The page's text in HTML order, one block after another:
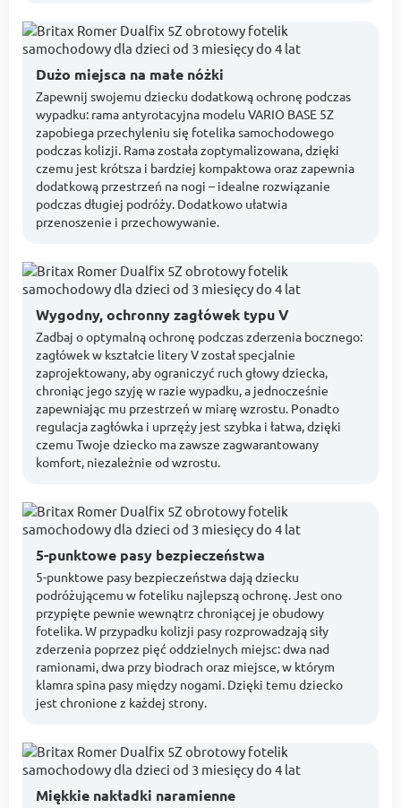
Dużo miejsca na małe nóżki
Zapewnij swojemu dziecku dodatkową ochronę podczas
wypadku: rama antyrotacyjna modelu VARIO BASE 5Z
zapobiega przechyleniu się fotelika samochodowego
podczas kolizji. Rama została zoptymalizowana, dzięki
czemu jest krótsza i bardziej kompaktowa oraz zapewnia
dodatkową przestrzeń na nogi – idealne rozwiązanie
podczas długiej podróży. Dodatkowo ułatwia
przenoszenie i przechowywanie.
Wygodny, ochronny zagłówek typu V
Zadbaj o optymalną ochronę podczas zderzenia bocznego:
zagłówek w kształcie litery V został specjalnie
zaprojektowany, aby ograniczyć ruch głowy dziecka,
chroniąc jego szyję w razie wypadku, a jednocześnie
zapewniając mu przestrzeń w miarę wzrostu. Ponadto
regulacja zagłówka i uprzęży jest szybka i łatwa, dzięki
czemu Twoje dziecko ma zawsze zagwarantowany
komfort, niezależnie od wzrostu.
5-punktowe pasy bezpieczeństwa
5-punktowe pasy bezpieczeństwa dają dziecku
podróżującemu w foteliku najlepszą ochronę. Jest ono
przypięte pewnie wewnątrz chroniącej je obudowy
fotelika. W przypadku kolizji pasy rozprowadzają siły
zderzenia poprzez pięć oddzielnych miejsc: dwa nad
ramionami, dwa przy biodrach oraz miejsce, w którym
klamra spina pasy między nogami. Dzięki temu dziecko
jest chronione z każdej strony.
Miękkie nakładki naramienne